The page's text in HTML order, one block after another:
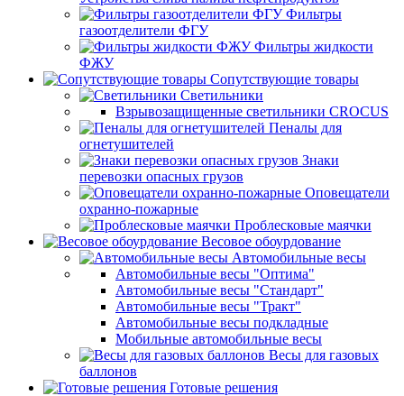
Фильтры
газоотделители ФГУ
Фильтры жидкости
ФЖУ
Сопутствующие товары
Светильники
Взрывозащищенные светильники CROCUS
Пеналы для
огнетушителей
Знаки
перевозки опасных грузов
Оповещатели
охранно-пожарные
Проблесковые маячки
Весовое обоурдование
Автомобильные весы
Автомобильные весы "Оптима"
Автомобильные весы "Стандарт"
Автомобильные весы "Тракт"
Автомобильные весы подкладные
Мобильные автомобильные весы
Весы для газовых
баллонов
Готовые решения